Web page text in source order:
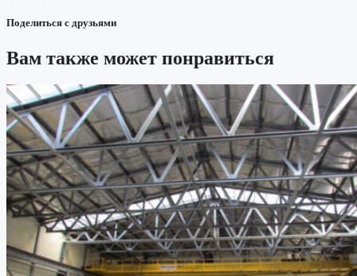
Поделиться с друзьями
Вам также может понравиться